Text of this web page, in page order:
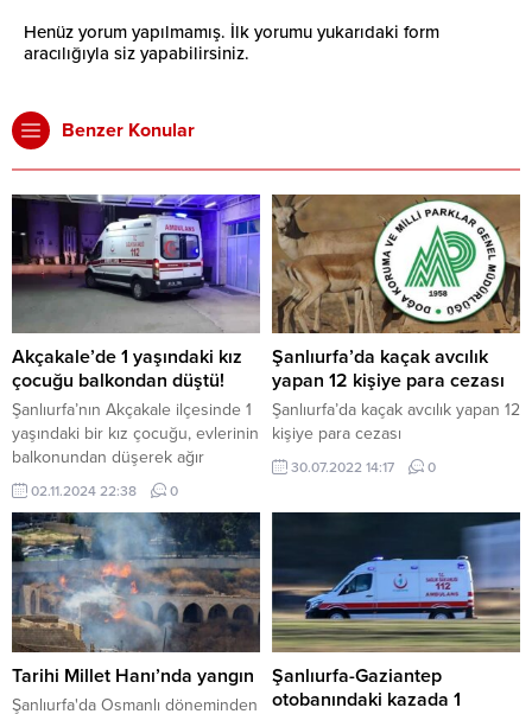
Henüz yorum yapılmamış. İlk yorumu yukarıdaki form
aracılığıyla siz yapabilirsiniz.
Benzer Konular
Akçakale’de 1 yaşındaki kız
çocuğu balkondan düştü!
Şanlıurfa’nın Akçakale ilçesinde 1
yaşındaki bir kız çocuğu, evlerinin
balkonundan düşerek ağır
yaralandı. Minik Ela Nur A.,
Hastanesi’nde yoğun bakımda
tedavi altına alındı. Beton zemine
düştü Alınan bilgiye göre,
Akçakale ilçesine bağlı kırsal Kılıçlı
Mahallesi’nde yaşayan 1 yaşındaki
Ela Nur A., evlerinin balkonunda
dolaşırken dengesini
kaybederek...
02.11.2024 22:38 0
Şanlıurfa’da kaçak avcılık
yapan 12 kişiye para cezası
Şanlıurfa’da kaçak avcılık yapan 12
kişiye para cezası
30.07.2022 14:17 0
Tarihi Millet Hanı’nda yangın
Şanlıurfa'da Osmanlı döneminden
Şanlıurfa-Gaziantep
otobanındaki kazada 1